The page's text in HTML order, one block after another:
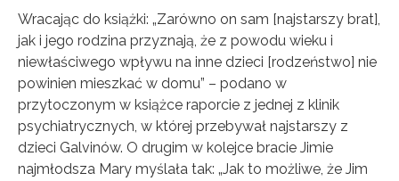
Wracając do książki: „Zarówno on sam [najstarszy brat],
jak i jego rodzina przyznają, że z powodu wieku i
niewłaściwego wpływu na inne dzieci [rodzeństwo] nie
powinien mieszkać w domu” – podano w
przytoczonym w książce raporcie z jednej z klinik
psychiatrycznych, w której przebywał najstarszy z
dzieci Galvinów. O drugim w kolejce bracie Jimie
najmłodsza Mary myślała tak: „Jak to możliwe, że Jim